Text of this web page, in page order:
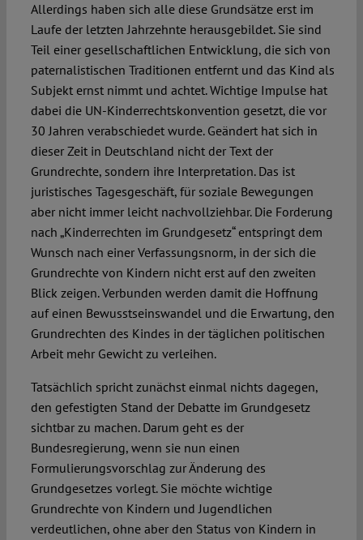
Allerdings haben sich alle diese Grundsätze erst im
Laufe der letzten Jahrzehnte herausgebildet. Sie sind
Teil einer gesellschaftlichen Entwicklung, die sich von
paternalistischen Traditionen entfernt und das Kind als
Subjekt ernst nimmt und achtet. Wichtige Impulse hat
dabei die UN-Kinderrechtskonvention gesetzt, die vor
30 Jahren verabschiedet wurde. Geändert hat sich in
dieser Zeit in Deutschland nicht der Text der
Grundrechte, sondern ihre Interpretation. Das ist
juristisches Tagesgeschäft, für soziale Bewegungen
aber nicht immer leicht nachvollziehbar. Die Forderung
nach „Kinderrechten im Grundgesetz“ entspringt dem
Wunsch nach einer Verfassungsnorm, in der sich die
Grundrechte von Kindern nicht erst auf den zweiten
Blick zeigen. Verbunden werden damit die Hoffnung
auf einen Bewusstseinswandel und die Erwartung, den
Grundrechten des Kindes in der täglichen politischen
Arbeit mehr Gewicht zu verleihen.
Tatsächlich spricht zunächst einmal nichts dagegen,
den gefestigten Stand der Debatte im Grundgesetz
sichtbar zu machen. Darum geht es der
Bundesregierung, wenn sie nun einen
Formulierungsvorschlag zur Änderung des
Grundgesetzes vorlegt. Sie möchte wichtige
Grundrechte von Kindern und Jugendlichen
verdeutlichen, ohne aber den Status von Kindern in